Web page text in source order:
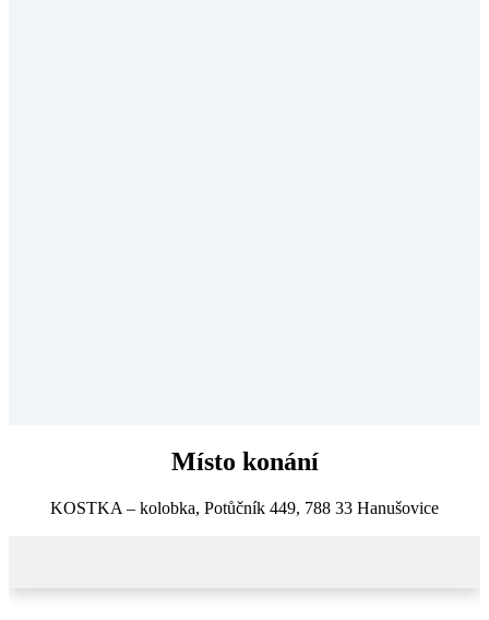
Více informací
Místo konání
KOSTKA – kolobka, Potůčník 449, 788 33 Hanušovice